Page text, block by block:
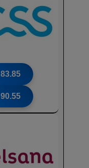
83.85
90.55